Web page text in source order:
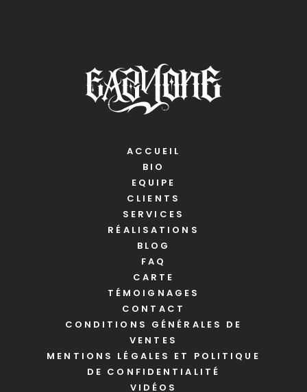
ACCUEIL
BIO
EQUIPE
CLIENTS
SERVICES
RÉALISATIONS
BLOG
FAQ
CARTE
TÉMOIGNAGES
CONTACT
CONDITIONS GÉNÉRALES DE
VENTES
MENTIONS LÉGALES ET POLITIQUE
DE CONFIDENTIALITÉ
VIDÉOS